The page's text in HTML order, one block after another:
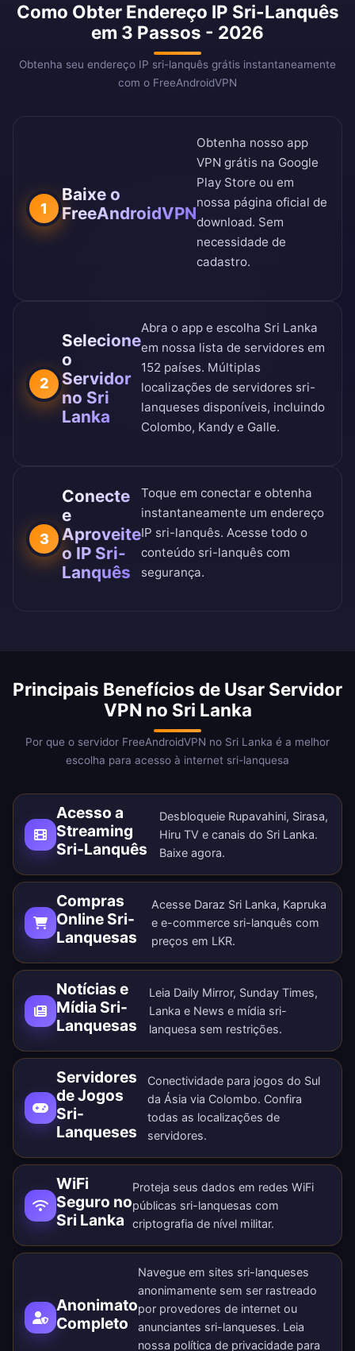
Como Obter Endereço IP Sri-Lanquês
em 3 Passos - 2026
Obtenha seu endereço IP sri-lanquês grátis instantaneamente
com o FreeAndroidVPN
1
Baixe o
FreeAndroidVPN
Obtenha nosso app
VPN grátis na Google
Play Store ou em
nossa página oficial de
download. Sem
necessidade de
cadastro.
2
Selecione
o
Servidor
no Sri
Lanka
Abra o app e escolha Sri Lanka
em nossa lista de servidores em
152 países. Múltiplas
localizações de servidores sri-
lanqueses disponíveis, incluindo
Colombo, Kandy e Galle.
3
Conecte
e
Aproveite
o IP Sri-
Lanquês
Toque em conectar e obtenha
instantaneamente um endereço
IP sri-lanquês. Acesse todo o
conteúdo sri-lanquês com
segurança.
Principais Benefícios de Usar Servidor
VPN no Sri Lanka
Por que o servidor FreeAndroidVPN no Sri Lanka é a melhor
escolha para acesso à internet sri-lanquesa
Acesso a
Streaming
Sri-Lanquês
Desbloqueie Rupavahini, Sirasa,
Hiru TV e canais do Sri Lanka.
Baixe agora.
Compras
Online Sri-
Lanquesas
Acesse Daraz Sri Lanka, Kapruka
e e-commerce sri-lanquês com
preços em LKR.
Notícias e
Mídia Sri-
Lanquesas
Leia Daily Mirror, Sunday Times,
Lanka e News e mídia sri-
lanquesa sem restrições.
Servidores
de Jogos
Sri-
Lanqueses
Conectividade para jogos do Sul
da Ásia via Colombo. Confira
todas as localizações de
servidores.
WiFi
Seguro no
Sri Lanka
Proteja seus dados em redes WiFi
públicas sri-lanquesas com
criptografia de nível militar.
Anonimato
Completo
Navegue em sites sri-lanqueses
anonimamente sem ser rastreado
por provedores de internet ou
anunciantes sri-lanqueses. Leia
nossa política de privacidade para